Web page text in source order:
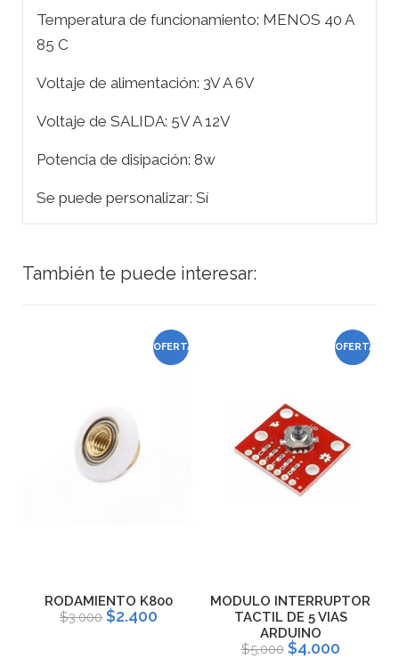
Temperatura de funcionamiento: MENOS 40 A
85 C
Voltaje de alimentación: 3V A 6V
Voltaje de SALIDA: 5V A 12V
Potencia de disipación: 8w
Se puede personalizar: Sí
También te puede interesar:
OFERTA
RODAMIENTO K800
$3.000 $2.400
OFERTA
MODULO INTERRUPTOR
TACTIL DE 5 VIAS
ARDUINO
$5.000 $4.000